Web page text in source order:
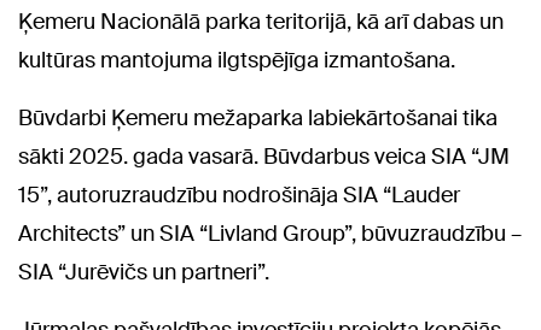
Ķemeru Nacionālā parka teritorijā, kā arī dabas un
kultūras mantojuma ilgtspējīga izmantošana.
Būvdarbi Ķemeru mežaparka labiekārtošanai tika
sākti 2025. gada vasarā. Būvdarbus veica SIA “JM
15”, autoruzraudzību nodrošināja SIA “Lauder
Architects” un SIA “Livland Group”, būvuzraudzību –
SIA “Jurēvičs un partneri”.